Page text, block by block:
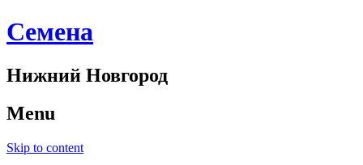
Cемена
Нижний Новгород
Menu
Skip to content